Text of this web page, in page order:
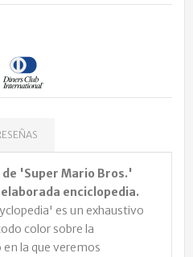
'Super Mario Bros.'
enciclopedia.
es un exhaustivo
color sobre la
la que veremos